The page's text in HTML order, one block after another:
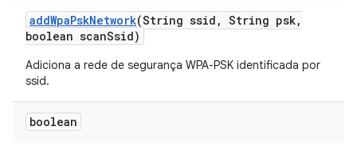
addWpaPskNetwork(String ssid , String psk,
boolean scanSsid)
Adiciona a rede de segurança WPA-PSK identificada por
ssid.
boolean